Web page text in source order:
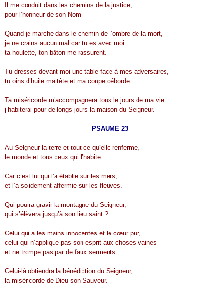
Il me conduit dans les chemins de la justice,
pour l’honneur de son Nom.
Quand je marche dans le chemin de l’ombre de la mort,
je ne crains aucun mal car tu es avec moi :
ta houlette, ton bâton me rassurent.
Tu dresses devant moi une table face à mes adversaires,
tu oins d’huile ma tête et ma coupe déborde.
Ta miséricorde m’accompagnera tous le jours de ma vie,
j’habiterai pour de longs jours la maison du Seigneur.
PSAUME 23
Au Seigneur la terre et tout ce qu’elle renferme,
le monde et tous ceux qui l’habite.
Car c’est lui qui l’a établie sur les mers,
et l’a solidement affermie sur les fleuves.
Qui pourra gravir la montagne du Seigneur,
qui s’élèvera jusqu’à son lieu saint ?
Celui qui a les mains innocentes et le cœur pur,
celui qui n’applique pas son esprit aux choses vaines
et ne trompe pas par de faux serments.
Celui-là obtiendra la bénédiction du Seigneur,
la miséricorde de Dieu son Sauveur.